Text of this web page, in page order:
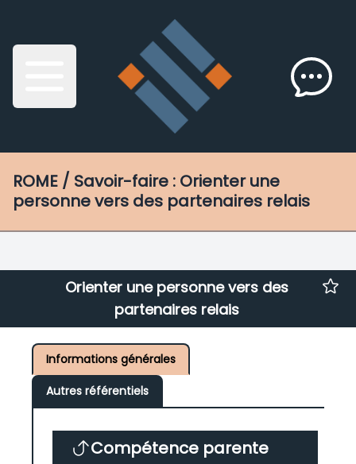
ROME / Savoir-faire : Orienter une
personne vers des partenaires relais
Orienter une personne vers des
partenaires relais
Informations générales
Autres référentiels
Compétence parente